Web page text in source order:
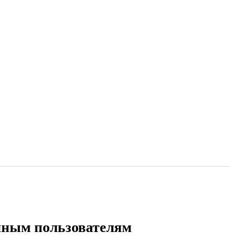
пользователям